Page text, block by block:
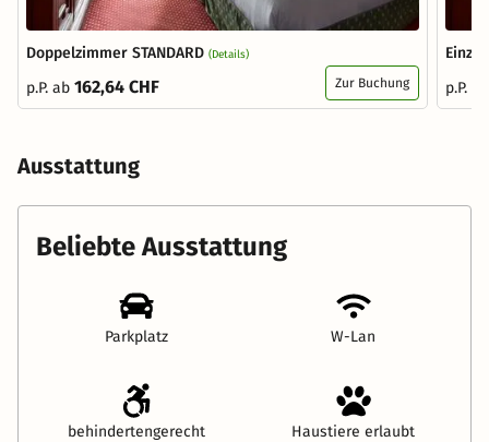
Doppelzimmer STANDARD (Details)
p.P. ab 162,64 CHF Zur Buchung
p.P.
Ausstattung
Beliebte Ausstattung
Parkplatz W-Lan
behindertengerecht Haustiere erlaubt